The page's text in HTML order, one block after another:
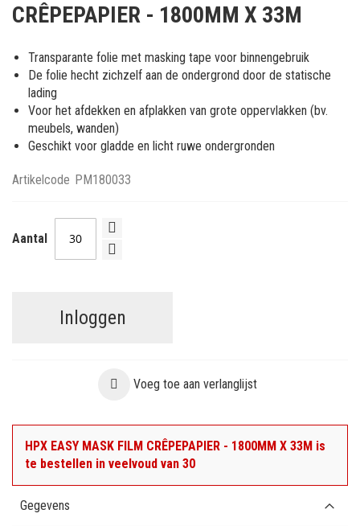
van
afbeeldingen-
gallerij
CRÊPEPAPIER - 1800MM X 33M
Transparante folie met masking tape voor binnengebruik
De folie hecht zichzelf aan de ondergrond door de statische
lading
Voor het afdekken en afplakken van grote oppervlakken (bv.
meubels, wanden)
Geschikt voor gladde en licht ruwe ondergronden
Artikelcode PM180033
Aantal
Inloggen
Voeg toe aan verlanglijst
HPX EASY MASK FILM CRÊPEPAPIER - 1800MM X 33M is
te bestellen in veelvoud van 30
Gegevens